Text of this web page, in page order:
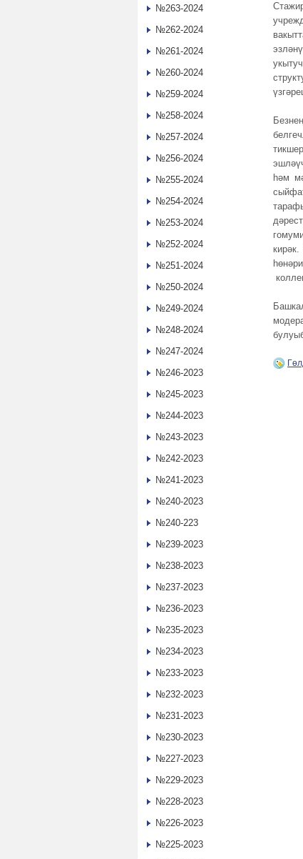
һәм
№263-2024
№262-2024
№261-2024
№260-2024
№259-2024
№258-2024
№257-2024
№256-2024
№255-2024
№254-2024
№253-2024
№252-2024
№251-2024
№250-2024
№249-2024
№248-2024
№247-2024
№246-2023
№245-2023
№244-2023
№243-2023
№242-2023
№241-2023
№240-2023
№240-223
№239-2023
№238-2023
№237-2023
№236-2023
№235-2023
№234-2023
№233-2023
№232-2023
№231-2023
№230-2023
№227-2023
№229-2023
№228-2023
№226-2023
№225-2023